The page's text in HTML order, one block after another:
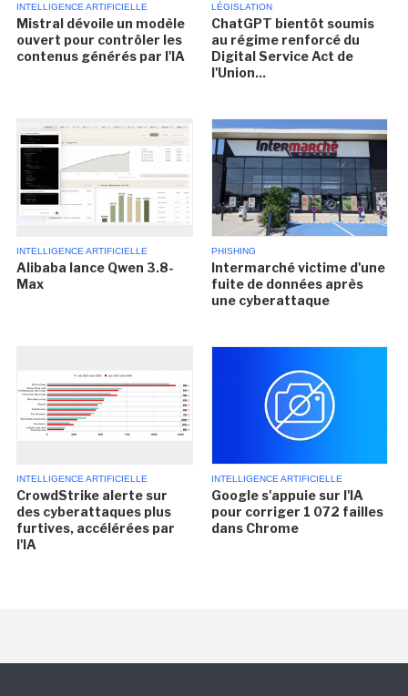
INTELLIGENCE ARTIFICIELLE
Mistral dévoile un modèle
ouvert pour contrôler les
contenus générés par l'IA
LÉGISLATION
ChatGPT bientôt soumis
au régime renforcé du
Digital Service Act de
l'Union...
INTELLIGENCE ARTIFICIELLE
Alibaba lance Qwen 3.8-
Max
PHISHING
Intermarché victime d'une
fuite de données après
une cyberattaque
INTELLIGENCE ARTIFICIELLE
CrowdStrike alerte sur
des cyberattaques plus
furtives, accélérées par
l'IA
INTELLIGENCE ARTIFICIELLE
Google s'appuie sur l'IA
pour corriger 1 072 failles
dans Chrome